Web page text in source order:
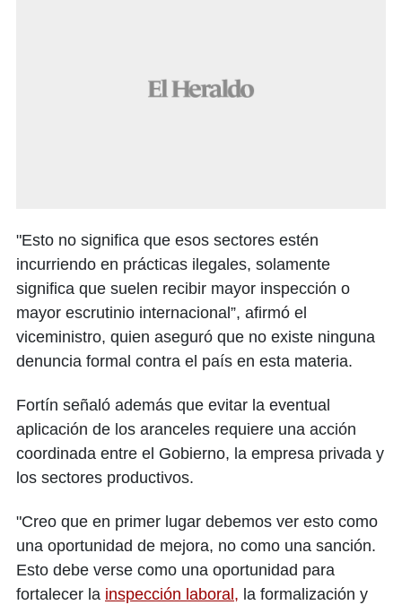
"Esto no significa que esos sectores estén
incurriendo en prácticas ilegales, solamente
significa que suelen recibir mayor inspección o
mayor escrutinio internacional”, afirmó el
viceministro, quien aseguró que no existe ninguna
denuncia formal contra el país en esta materia.
Fortín señaló además que evitar la eventual
aplicación de los aranceles requiere una acción
coordinada entre el Gobierno, la empresa privada y
los sectores productivos.
"Creo que en primer lugar debemos ver esto como
una oportunidad de mejora, no como una sanción.
Esto debe verse como una oportunidad para
fortalecer la inspección laboral, la formalización y